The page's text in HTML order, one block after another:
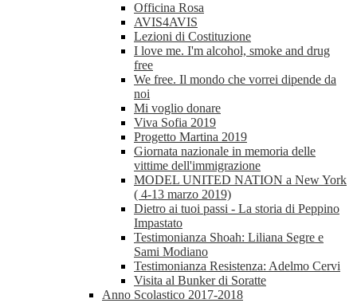
Officina Rosa
AVIS4AVIS
Lezioni di Costituzione
I love me. I'm alcohol, smoke and drug
free
We free. Il mondo che vorrei dipende da
noi
Mi voglio donare
Viva Sofia 2019
Progetto Martina 2019
Giornata nazionale in memoria delle
vittime dell'immigrazione
MODEL UNITED NATION a New York
( 4-13 marzo 2019)
Dietro ai tuoi passi - La storia di Peppino
Impastato
Testimonianza Shoah: Liliana Segre e
Sami Modiano
Testimonianza Resistenza: Adelmo Cervi
Visita al Bunker di Soratte
Anno Scolastico 2017-2018